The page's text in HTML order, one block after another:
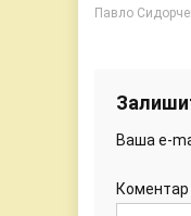
Павло
Ваша e-
Коментар